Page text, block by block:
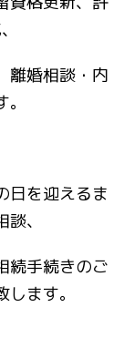
離婚相談・内
日を迎えるま
、
続手続きのご
ます。